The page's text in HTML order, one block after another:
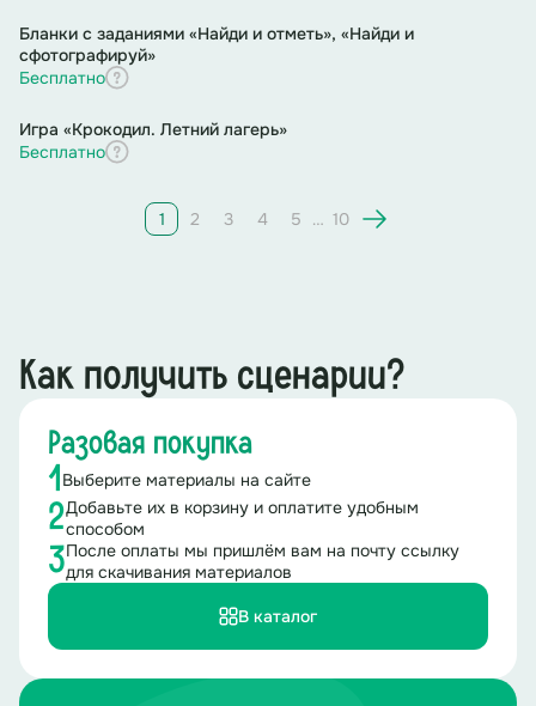
И исследуют небесные тела,
Журналист, писатель пишут прозу,
Адвокат ведёт в суде дела.
Бланки с заданиями «Найди и отметь», «Найди и
сфотографируй»
Бесплатно
Игра «Крокодил. Летний лагерь»
Бесплатно
1 2 3 4 5 … 10
Как получить сценарии?
Разовая покупка
1 Выберите материалы на сайте
2Добавьте их в корзину и оплатите удобным
способом
3После оплаты мы пришлём вам на почту ссылку
для скачивания материалов
В каталог